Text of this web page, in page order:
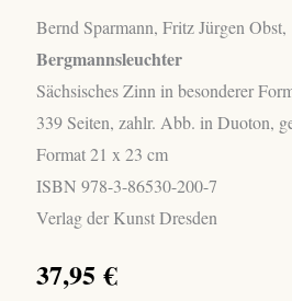
Bernd Sparmann, Fritz Jürgen Obst,
Bergmannsleuchter
Sächsisches Zinn in besonderer
339 Seiten, zahlr. Abb. in Duoton,
Format 21 x 23 cm
ISBN 978-3-86530-200-7
Verlag der Kunst Dresden
37,95€